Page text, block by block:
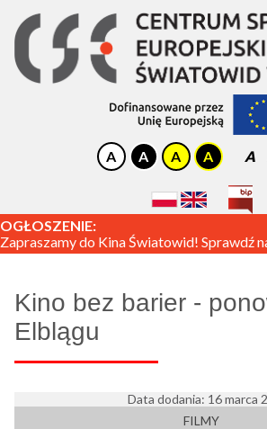
A
OGŁOSZENIE:
Zapraszamy do Kina Światowid! Sprawdź
Kino bez barier -
Elblągu
Data dodania: 16 marca
FILMY